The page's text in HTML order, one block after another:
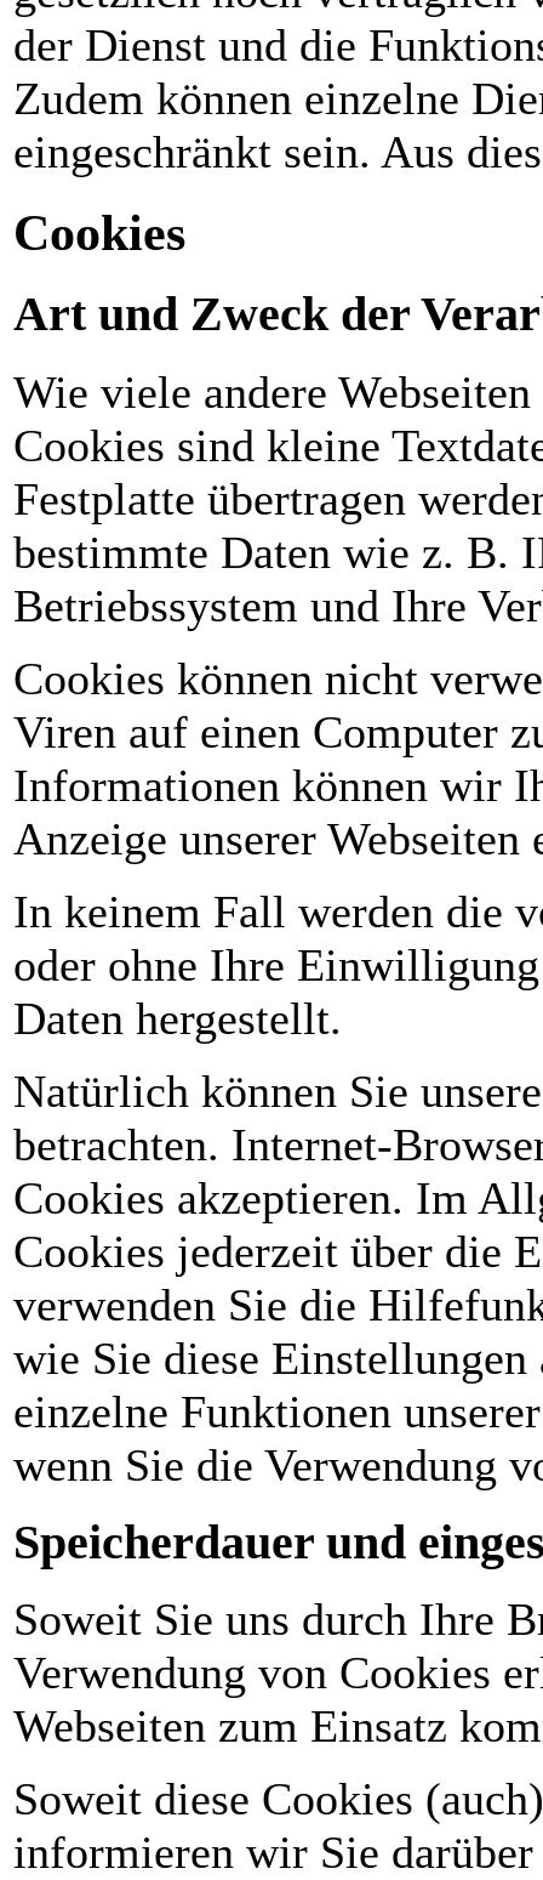
der Dienst und die
Zudem können einzelne
eingeschränkt sein. Aus
Cookies
Art und Zweck der
Wie viele andere
Cookies sind kleine
Festplatte übertragen
bestimmte Daten wie z. B.
Betriebssystem und Ihre
Cookies können nicht
Viren auf einen Computer
Informationen können wir
Anzeige unserer Webseiten
In keinem Fall werden die
oder ohne Ihre
Daten hergestellt.
Natürlich können Sie
betrachten. Internet-
Cookies akzeptieren. Im
Cookies jederzeit über die
verwenden Sie die
wie Sie diese Einstellungen
einzelne Funktionen
wenn Sie die Verwendung
Speicherdauer und
Soweit Sie uns durch Ihre
Verwendung von Cookies
Webseiten zum Einsatz
Soweit diese Cookies
informieren wir Sie